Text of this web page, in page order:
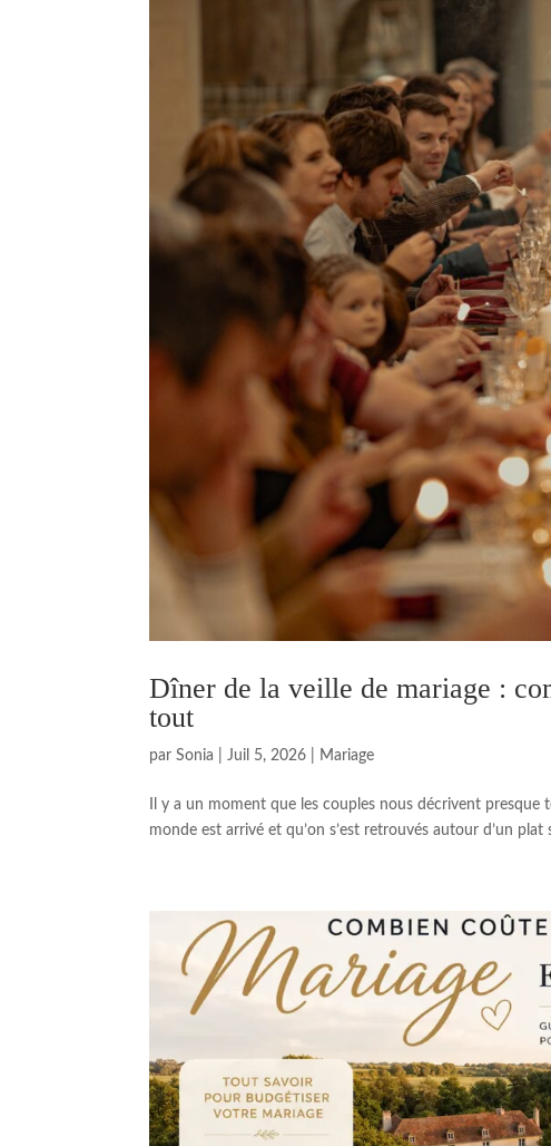
Dîner de la veille de mariage :
tout
parSonia |Juil 5, 2026 Mariage
Il y a un moment que les couples nous décrivent
monde est arrivé et qu’on s’est retrouvés autour d’un